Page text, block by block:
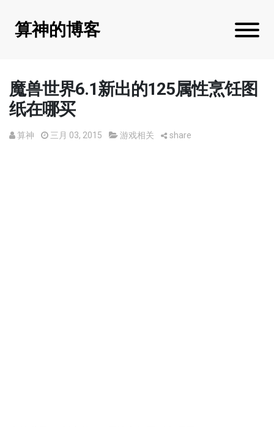
算神的博客
魔兽世界6.1新出的125属性烹饪图
纸在哪买
算神 三月 03, 2015 游戏相关 share